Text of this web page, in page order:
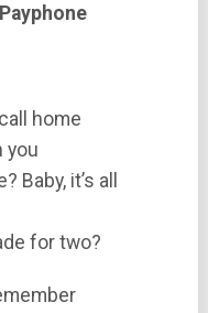
Payphone
home
you
it’s all
for two?